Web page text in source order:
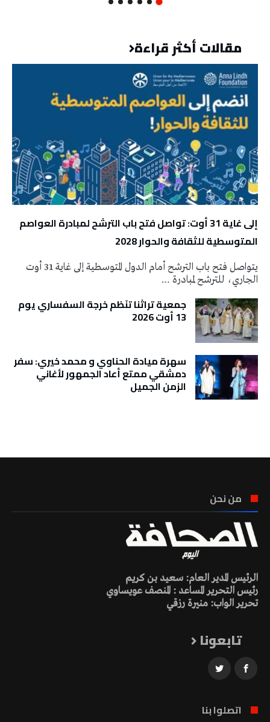
مقالات أكثر قراءة
إلى غاية 31 أوت: تواصل فتح باب الترشح لمبادرة العواصم
المتوسطية للثقافة والحوار 2028
يتواصل فتح باب الترشح أمام الدول المتوسطية إلى غاية 31 أوت
الجاري، للترشح لمبادرة …
جمعية تراثنا تنَظم خرجة السفساري يوم
13 أوت 2026
سهرة ميادة الحناوي و محمد خيري: سفر
دمشقي ممتع أعاد الجمهور لأغاني
الزمن الجميل
من نحن
الرئيس المدير العام: سعيد بن كريم
رئيس التحرير المساعد : المنصف عويساوي
تحرير الواب: منيرة رزقي
تابعونا
اتصلوا بنا